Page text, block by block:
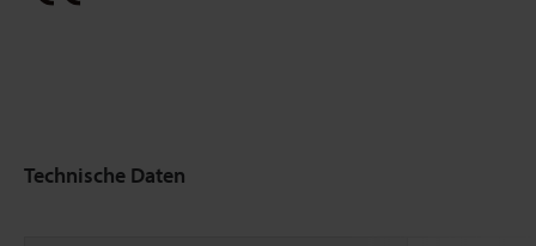
Technische Daten